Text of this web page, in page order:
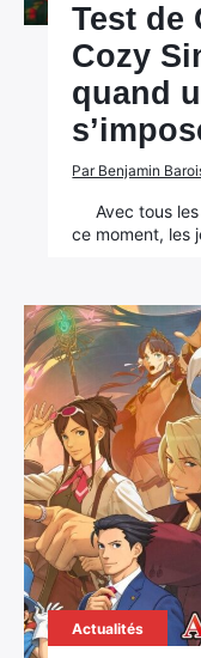
Test de
Cozy
quand
Par Benjamin
Avec tous
ce moment, les
Actualités